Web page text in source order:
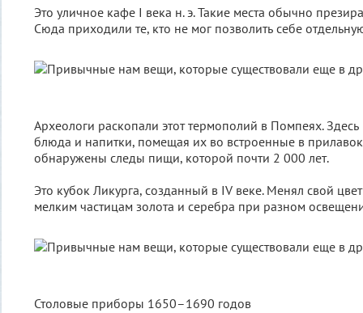
Это уличное кафе I века н. э. Такие места обычно
Сюда приходили те, кто не мог позволить себе
Археологи раскопали этот термополий в Помпеях.
блюда и напитки, помещая их во встроенные в
обнаружены следы пищи, которой почти 2 000 лет.
Это кубок Ликурга, созданный в IV веке. Менял свой
мелким частицам золота и серебра при разном
Столовые приборы 1650–1690 годов